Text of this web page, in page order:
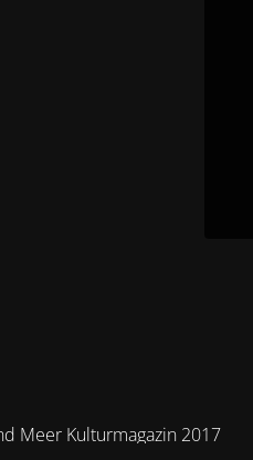
Meer Kulturmagazin 2017